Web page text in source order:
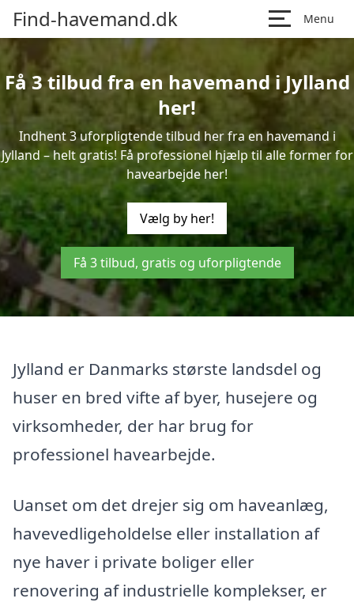
Find-havemand.dk Menu
Få 3 tilbud fra en havemand i Jylland
her!
Indhent 3 uforpligtende tilbud her fra en havemand i
Jylland – helt gratis! Få professionel hjælp til alle former for
havearbejde her!
Vælg by her!
Få 3 tilbud, gratis og uforpligtende
Jylland er Danmarks største landsdel og
huser en bred vifte af byer, husejere og
virksomheder, der har brug for
professionel havearbejde.
Uanset om det drejer sig om haveanlæg,
havevedligeholdelse eller installation af
nye haver i private boliger eller
renovering af industrielle komplekser, er